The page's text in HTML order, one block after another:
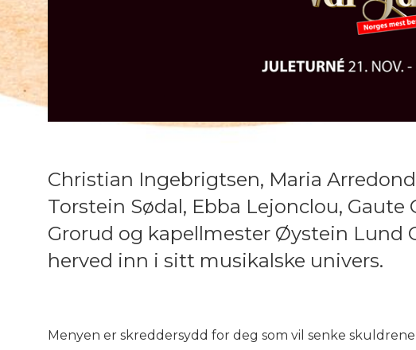
Christian Ingebrigtsen, Maria
Torstein Sødal, Ebba Lejonclou, Gaute
Grorud og kapellmester Øystein Lund
herved inn i sitt musikalske univers.
Menyen er skreddersydd for deg som vil senke